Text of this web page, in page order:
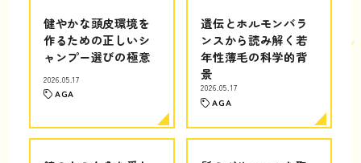
健やかな頭皮環境を
作るための正しいシ
ャンプー選びの極意
2026.05.17
AGA
遺伝とホルモンバラ
ンスから読み解く若
年性薄毛の科学的背
景
2026.05.17
AGA